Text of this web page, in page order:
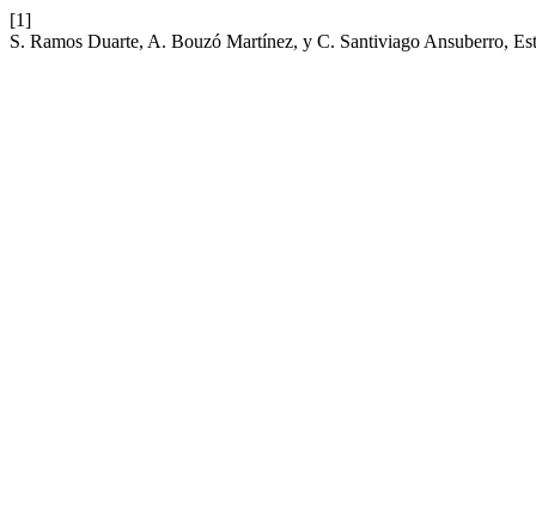
[1]
S. Ramos Duarte, A. Bouzó Martínez, y C. Santiviago Ansuberro,